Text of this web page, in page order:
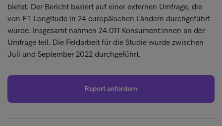
bietet. Der Bericht basiert auf einer externen Umfrage, die
von FT Longitude in 24 europäischen Ländern durchgeführt
wurde. Insgesamt nahmen 24.011 Konsument:innen an der
Umfrage teil. Die Feldarbeit für die Studie wurde zwischen
Juli und September 2022 durchgeführt.
Report anfordern